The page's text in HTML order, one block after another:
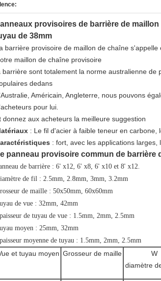
provisoires de barrière de
de 38mm
barrière provisoire de maillon de chaîne
maillon de chaîne provisoire
barrière sont totalement la norme australienne
dedans
Américain, Angleterre, nous pouvons
pour lui.
donnez aux acheteurs la meilleure suggestion
: Le fil d'acier à faible teneur en carbone,
: fort, avec les applications
panneau provisoire commun de barrière
de barrière : 6' x12, 6' x8, 6' x10 et 8' x12.
de fil : 2.5mm, 2.8mm, 3mm, 3.2mm
de maille : 50x50mm, 60x60mm
de vue : 32mm, 42mm
de tuyau de vue : 1.5mm, 2mm, 2.5mm
moyen : 25mm, 32mm
moyenne de tuyau : 1.5mm, 2mm, 2.5mm
et tuyau moyen Grosseur de maille
W
diamètre